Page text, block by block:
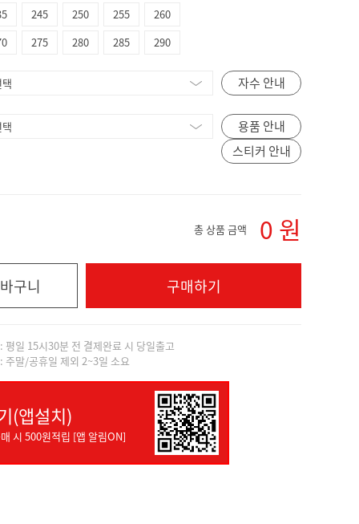
245 250 255
260
275 280 285 290
자수 안내
용품 안내
스티커 안내
총 상품 금액 0 원
구니 구매하기
평일 15시30분 전 결제완료 시 당일출고
주말/공휴일 제외 2~3일 소요
(앱설치)
시 500원적립 [앱 알림ON]